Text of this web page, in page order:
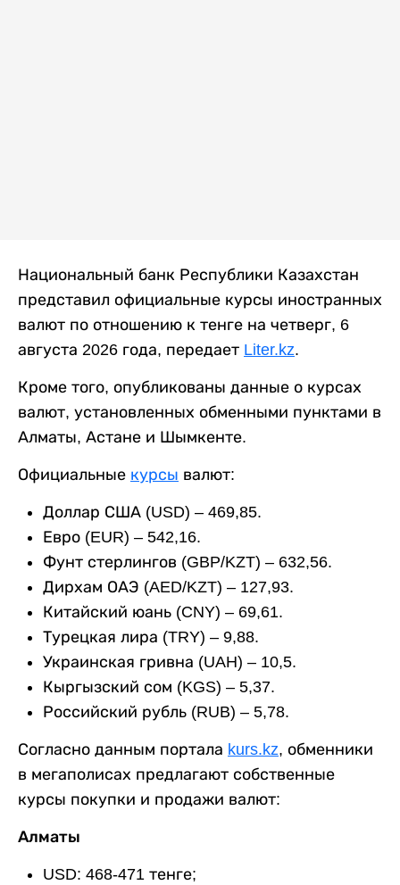
Национальный банк Республики Казахстан
представил официальные курсы иностранных
валют по отношению к тенге на четверг, 6
августа 2026 года, передает Liter.kz.
Кроме того, опубликованы данные о курсах
валют, установленных обменными пунктами в
Алматы, Астане и Шымкенте.
Официальные курсы валют:
Доллар США (USD) – 469,85.
Евро (EUR) – 542,16.
Фунт стерлингов (GBP/KZT) – 632,56.
Дирхам ОАЭ (AED/KZT) – 127,93.
Китайский юань (CNY) – 69,61.
Турецкая лира (TRY) – 9,88.
Украинская гривна (UAH) – 10,5.
Кыргызский сом (KGS) – 5,37.
Российский рубль (RUB) – 5,78.
Согласно данным портала kurs.kz, обменники
в мегаполисах предлагают собственные
курсы покупки и продажи валют:
Алматы
USD: 468-471 тенге;